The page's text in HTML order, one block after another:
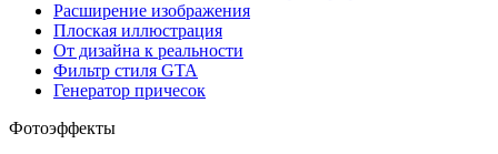
Расширение изображения
Плоская иллюстрация
От дизайна к реальности
Фильтр стиля GTA
Генератор причесок
Фотоэффекты